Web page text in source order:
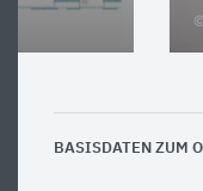
BASISDATEN ZUM